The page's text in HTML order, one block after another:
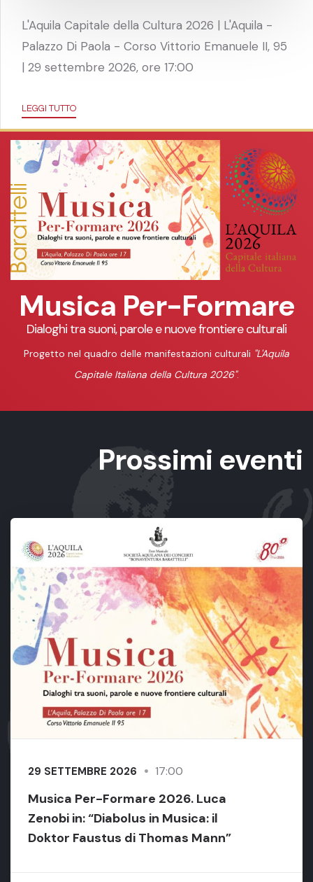
L'Aquila Capitale della Cultura 2026 | L'Aquila -
Palazzo Di Paola - Corso Vittorio Emanuele II, 95
| 29 settembre 2026, ore 17:00
LEGGI TUTTO
Musica Per-Formare
Dialoghi tra suoni, parole e nuove frontiere culturali
Progetto nel quadro delle manifestazioni culturali "L'Aquila
Capitale Italiana della Cultura 2026".
Prossimi eventi
29 SETTEMBRE 2026 17:00
Musica Per-Formare 2026. Luca
Zenobi in: “Diabolus in Musica: il
Doktor Faustus di Thomas Mann”